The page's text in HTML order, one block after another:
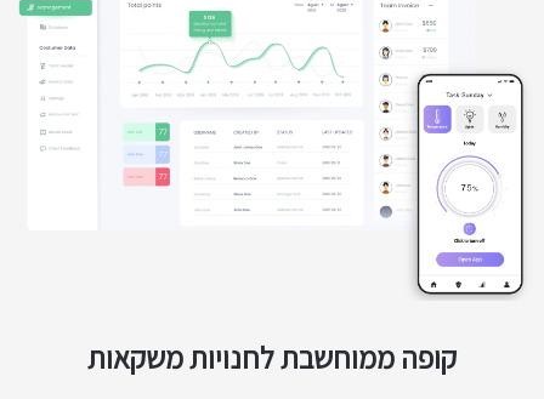
קופה ממוחשבת לחנויות משקאות